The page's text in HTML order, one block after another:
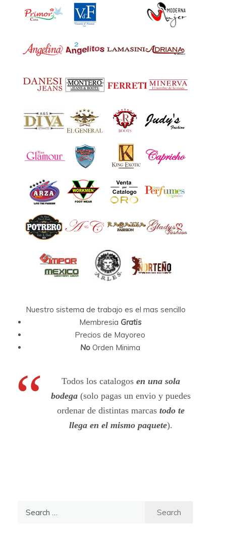
Nuestro sistema de trabajo es el mas sencillo
Membresia Gratis
Precios de Mayoreo
NoOrden Minima
Todos los catalogos en una sola
bodega (solo pagas un envio y puedes
ordenar de distintas marcastodo te
llega en el mismo paquete).